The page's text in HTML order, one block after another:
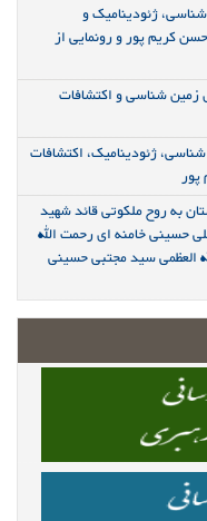
ژئودینامیک و
کریم پور و رونمایی از
زمین شناسی و اکتشافات
ژئودینامیک، اکتشافات
به روح ملکوتی قائد شهید
حسینی خامنه ای رحمت الله
العظمی سید مجتبی حسینی